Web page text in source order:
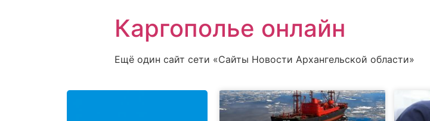
Каргополье онлайн
Ещё один сайт сети «Сайты Новости Архангельской области»